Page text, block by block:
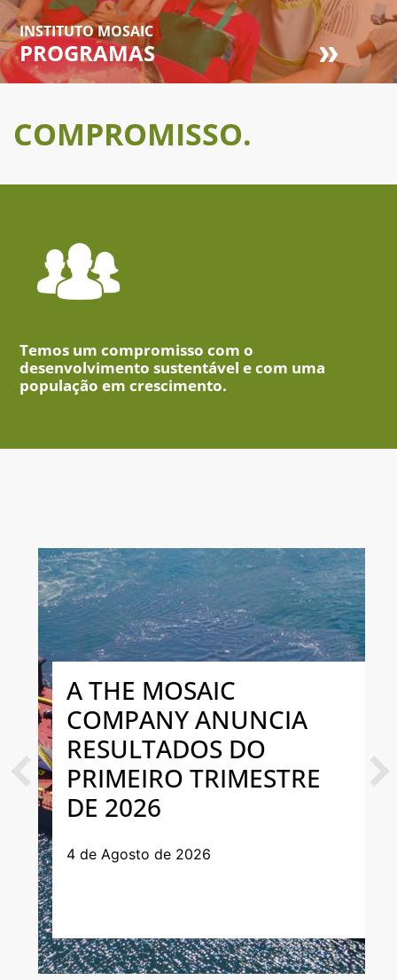
INSTITUTO MOSAIC
PROGRAMAS
COMPROMISSO.
Temos um compromisso com o
desenvolvimento sustentável e com uma
população em crescimento.
A THE MOSAIC
COMPANY ANUNCIA
RESULTADOS DO
PRIMEIRO TRIMESTRE
DE 2026
4 de Agosto de 2026
Previous